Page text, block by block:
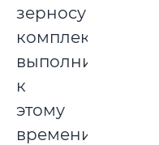
зерносушильный
комплекс,
выполнив
к
этому
времени